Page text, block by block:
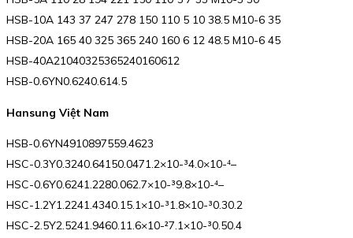
HSB-10A 143 37 247 278 150 110 5 10 38.5 M10-6 35
HSB-20A 165 40 325 365 240 160 6 12 48.5 M10-6 45
HSB-40A21040325365240160612
HSB-0.6YN0.6240.614.5
Hansung Việt Nam
HSB-0.6YN4910897559.4623
HSC-0.3Y0.3240.64150.0471.2×10-³4.0×10-⁴–
HSC-0.6Y0.6241.2280.062.7×10-³9.8×10-⁴–
HSC-1.2Y1.2241.4340.15.1×10-³1.8×10-³0.30.2
HSC-2.5Y2.5241.9460.11.6×10-²7.1×10-³0.50.4